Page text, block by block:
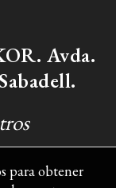
Avda.
para obtener